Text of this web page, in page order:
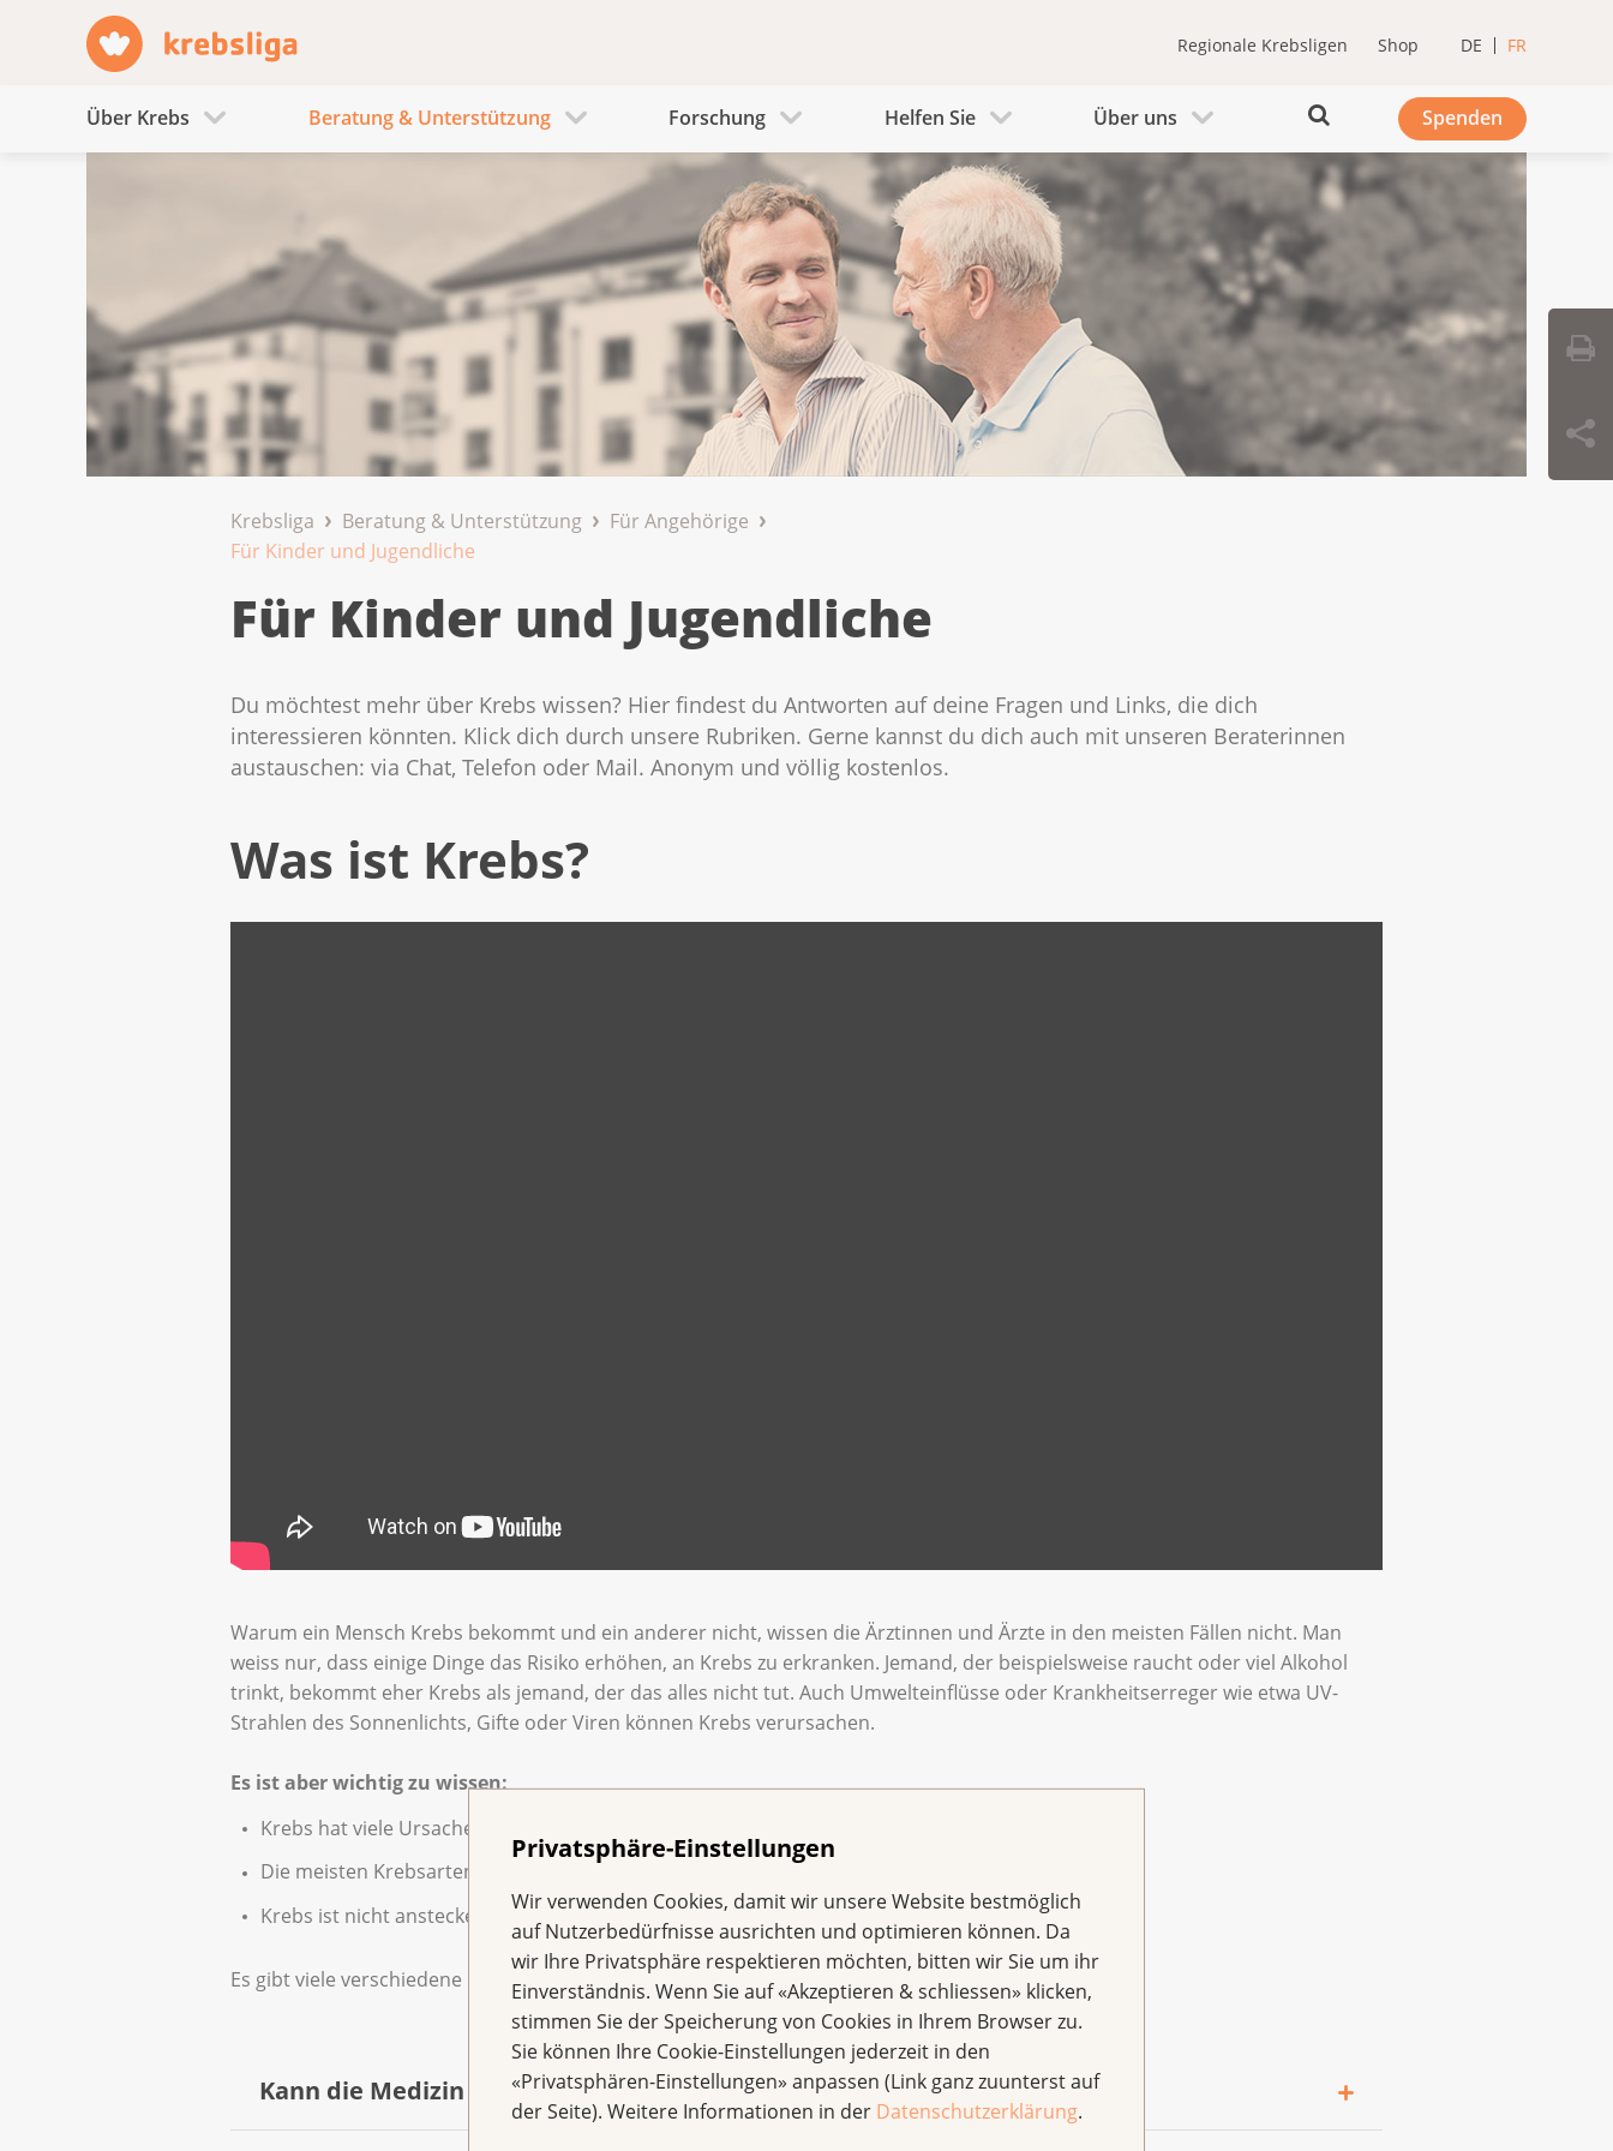
Privatsphäre-Einstellungen
Wir verwenden Cookies, damit wir unsere Website bestmöglich
auf Nutzerbedürfnisse ausrichten und optimieren können. Da
wir Ihre Privatsphäre respektieren möchten, bitten wir Sie um ihr
Einverständnis. Wenn Sie auf «Akzeptieren & schliessen» klicken,
stimmen Sie der Speicherung von Cookies in Ihrem Browser zu.
Sie können Ihre Cookie-Einstellungen jederzeit in den
«Privatsphären-Einstellungen» anpassen (Link ganz zuunterst auf
der Seite). Weitere Informationen in der Datenschutzerklärung.
Regionale Krebsligen Shop DE FR
Über Krebs Beratung & Unterstützung Forschung Helfen Sie Über uns Spenden
Krebsliga Beratung & Unterstützung
Für Angehörige
Für Kinder und Jugendliche
Für Kinder und Jugendliche
Du möchtest mehr über Krebs wissen? Hier findest du Antworten auf deine Fragen und Links, die dich
interessieren könnten. Klick dich durch unsere Rubriken. Gerne kannst du dich auch mit unseren Beraterinnen
austauschen: via Chat, Telefon oder Mail. Anonym und völlig kostenlos.
Was ist Krebs?
Warum ein Mensch Krebs bekommt und ein anderer nicht, wissen die Ärztinnen und Ärzte in den meisten Fällen nicht. Man
weiss nur, dass einige Dinge das Risiko erhöhen, an Krebs zu erkranken. Jemand, der beispielsweise raucht oder viel Alkohol
trinkt, bekommt eher Krebs als jemand, der das alles nicht tut. Auch Umwelteinflüsse oder Krankheitserreger wie etwa UV-
Strahlen des Sonnenlichts, Gifte oder Viren können Krebs verursachen.
Es ist aber wichtig zu wissen:
Krebs hat viele Ursachen, und niemand ist schuld, wenn sie oder er an Krebs erkrankt.
Die meisten Krebsarten werden nicht vererbt.
Krebs ist nicht ansteckend.
Es gibt viele verschiedene Krebsarten. Jede wird anders behandelt.
Kann die Medizin Krebs heilen?